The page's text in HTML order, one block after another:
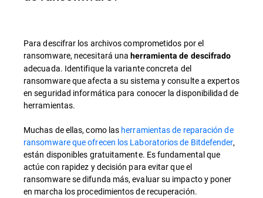
Para descifrar los archivos comprometidos por el
ransomware, necesitará unaherramienta de descifrado
adecuada. Identifique la variante concreta del
ransomware que afecta a su sistema y consulte a expertos
en seguridad informática para conocer la disponibilidad de
herramientas.
Muchas de ellas, como las herramientas de reparación de
ransomware que ofrecen los Laboratorios de Bitdefender,
están disponibles gratuitamente. Es fundamental que
actúe con rapidez y decisión para evitar que el
ransomware se difunda más, evaluar su impacto y poner
en marcha los procedimientos de recuperación.